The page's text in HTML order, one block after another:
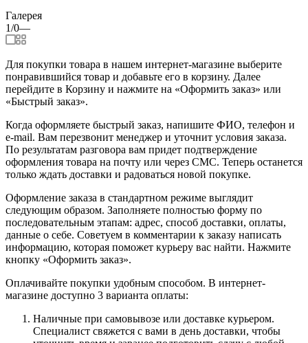
Галерея
1/0—
Для покупки товара в нашем интернет-магазине выберите
понравившийся товар и добавьте его в корзину. Далее
перейдите в Корзину и нажмите на «Оформить заказ» или
«Быстрый заказ».
Когда оформляете быстрый заказ, напишите ФИО, телефон и
e-mail. Вам перезвонит менеджер и уточнит условия заказа.
По результатам разговора вам придет подтверждение
оформления товара на почту или через СМС. Теперь останется
только ждать доставки и радоваться новой покупке.
Оформление заказа в стандартном режиме выглядит
следующим образом. Заполняете полностью форму по
последовательным этапам: адрес, способ доставки, оплаты,
данные о себе. Советуем в комментарии к заказу написать
информацию, которая поможет курьеру вас найти. Нажмите
кнопку «Оформить заказ».
Оплачивайте покупки удобным способом. В интернет-
магазине доступно 3 варианта оплаты:
Наличные при самовывозе или доставке курьером.
Специалист свяжется с вами в день доставки, чтобы